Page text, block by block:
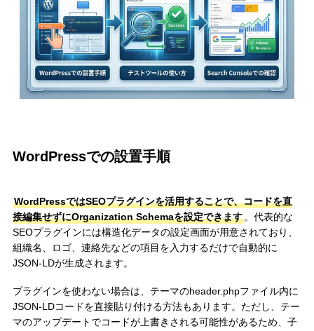
WordPressでの設置手順
WordPressではSEOプラグインを活用することで、コードを直
接編集せずにOrganization Schemaを設定できます。代表的な
SEOプラグインには構造化データの設定画面が用意されており、
組織名、ロゴ、連絡先などの項目を入力するだけで自動的に
JSON-LDが生成されます。
プラグインを使わない場合は、テーマのheader.phpファイル内に
JSON-LDコードを直接貼り付ける方法もあります。ただし、テー
マのアップデートでコードが上書きされる可能性があるため、子